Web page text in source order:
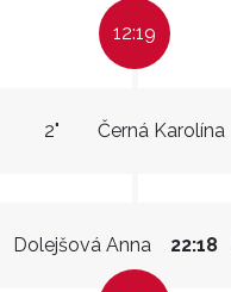
12:19
Černá Karolína
2"
Dolejšová Anna 22:18